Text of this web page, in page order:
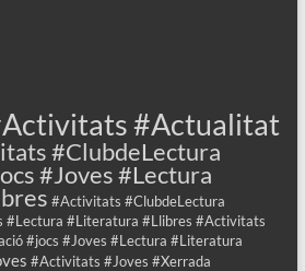
#Actualitat
#ClubdeLectura
#Joves #Lectura
#Activitats #ClubdeLectura
#Lectura #Literatura #Llibres #Activitats
#jocs #Joves #Lectura #Literatura
#Activitats #Joves #Xerrada